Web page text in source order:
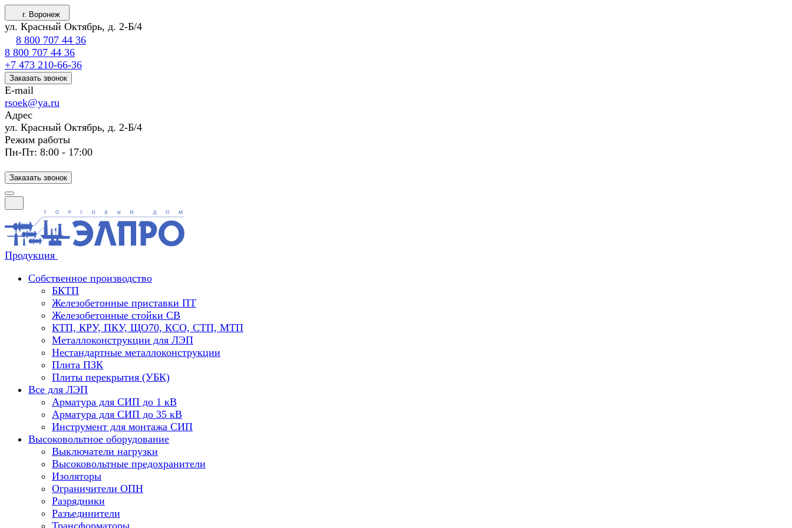
г. Воронеж
ул. Красный Октябрь, д. 2-Б/4
8 800 707 44 36
8 800 707 44 36
+7 473 210-66-36
Заказать звонок
E-mail
rsoek@ya.ru
Адрес
ул. Красный Октябрь, д. 2-Б/4
Режим работы
Пн-Пт: 8:00 - 17:00
Заказать звонок
Продукция
Собственное производство
БКТП
Железобетонные приставки ПТ
Железобетонные стойки СВ
КТП, КРУ, ПКУ, ЩО70, КСО, СТП, МТП
Металлоконструкции для ЛЭП
Нестандартные металлоконструкции
Плита ПЗК
Плиты перекрытия (УБК)
Все для ЛЭП
Арматура для СИП до 1 кВ
Арматура для СИП до 35 кВ
Инструмент для монтажа СИП
Высоковольтное оборудование
Выключатели нагрузки
Высоковольтные предохранители
Изоляторы
Ограничители ОПН
Разрядники
Разъединители
Трансформаторы